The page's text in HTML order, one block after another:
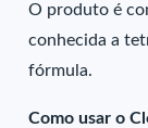
O produto é
conhecida a
fórmula.
Como usar o